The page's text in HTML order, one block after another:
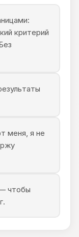
критерий
меня, я не
чтобы